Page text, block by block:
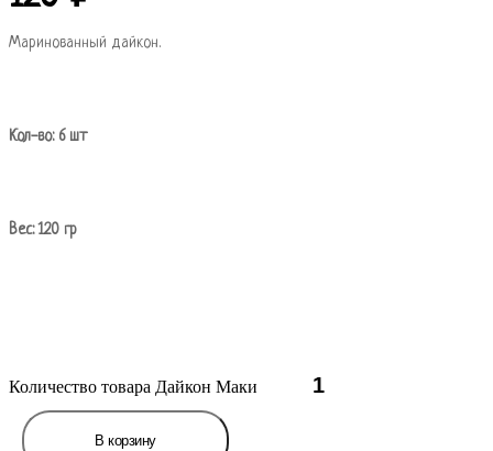
Маринованный дайкон.
Кол-во: 6 шт
Вес: 120 гр
Количество товара Дайкон Маки
В корзину